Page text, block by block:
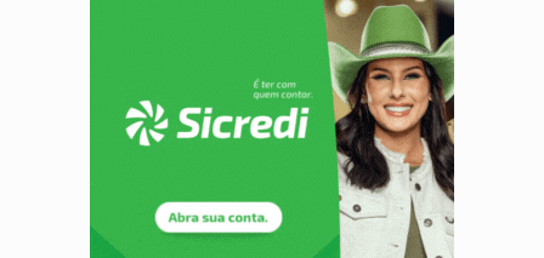
TEMAS SOCIOAMBIENTAIS:Em Itapuã do Oeste, CINEMAZÔNIA leva cinema
Interior de Rondônia terá sábado (8) de calor
INFRAESTRUTURA:Após quase 30 anos de espera, asfalto chega ao
Coreografia de Rondônia estreia na programação do Festival de
ELEIÇÕES 2026:Sgt. Mouza esclarece 'erro de digitação' em declaração de